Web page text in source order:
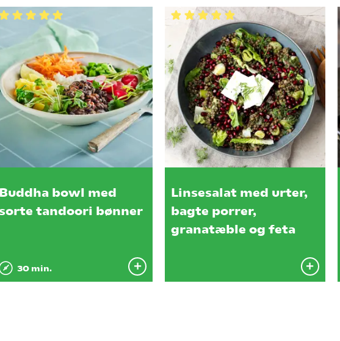
Buddha bowl med
sorte tandoori bønner
30 min.
Linsesalat med urter,
bagte porrer,
granatæble og feta